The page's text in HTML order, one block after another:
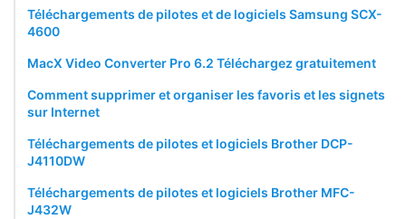
Téléchargements de pilotes et de logiciels Samsung SCX-
4600
MacX Video Converter Pro 6.2 Téléchargez gratuitement
Comment supprimer et organiser les favoris et les signets
sur Internet
Téléchargements de pilotes et logiciels Brother DCP-
J4110DW
Téléchargements de pilotes et logiciels Brother MFC-
J432W